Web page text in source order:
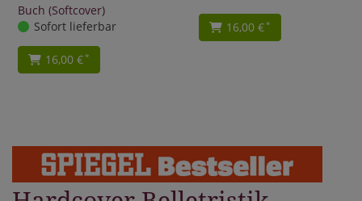
Buch (Softcover)
Sofort lieferbar
16,00 €*
16,00 €*